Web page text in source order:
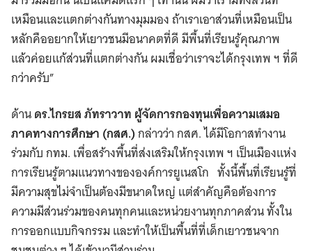
เหมือนและแตกต่างกันทางมุมมอง ถ้าเราเอาส่วนที่เหมือนเป็น
หลักคืออยากให้เยาวชนมีอนาคตที่ดี มีพื้นที่เรียนรู้คุณภาพ
แล้วค่อยแก้ส่วนที่แตกต่างกัน ผมเชื่อว่าเราจะได้กรุงเทพ ฯ ที่ดี
กว่าครับ”
ด้านดร.ไกรยส ภัทราวาท ผู้จัดการกองทุนเพื่อความเสมอ
ภาคทางการศึกษา (กสศ.)กล่าวว่า กสศ. ได้มีโอกาสทำงาน
ร่วมกับ กทม. เพื่อสร้างพื้นที่ส่งเสริมให้กรุงเทพ ฯ เป็นเมืองแห่ง
การเรียนรู้ตามแนวทางขององค์การยูเนสโก ทั้งนี้พื้นที่เรียนรู้ที่
มีความสุขไม่จำเป็นต้องมีขนาดใหญ่ แต่สำคัญคือต้องการ
ความมีส่วนร่วมของคนทุกคนและหน่วยงานทุกภาคส่วน ทั้งใน
การออกแบบกิจกรรม และทำให้เป็นพื้นที่ที่เด็กเยาวชนจาก